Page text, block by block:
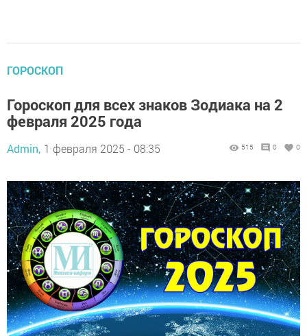
ГОРОСКОП
Гороскоп для всех знаков Зодиака на 2
февраля 2025 года
Admin, 1 февраля 2025 - 08:35 515 0 0